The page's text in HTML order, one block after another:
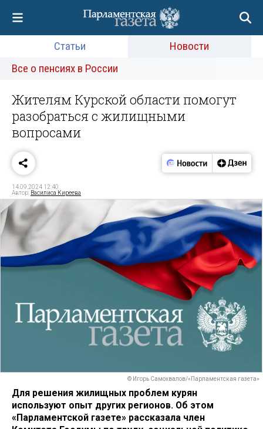
Статьи
Новости
Все о пенсиях в России
Жителям Курской области помогут
разобраться с жилищными
вопросами
14.09.2024 12:40
Автор: Василиса Киреева
© Игорь Самохвалов/«Парламентская газета»
Для решения жилищных проблем курян
используют опыт других регионов. Об этом
«Парламентской газете» рассказала член